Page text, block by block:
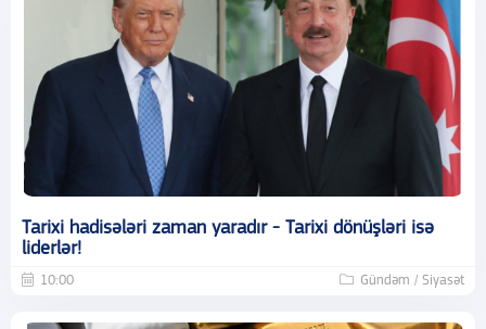
Tarixi hadisələri zaman yaradır - Tarixi dönüşləri isə
liderlər!
10:00 Gündəm / Siyasət